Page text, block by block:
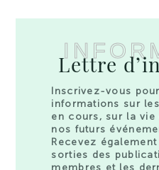
Lettre
Inscrivez-vous
informations sur
en cours, sur la vie
nos futurs
Recevez
sorties des
membres et les